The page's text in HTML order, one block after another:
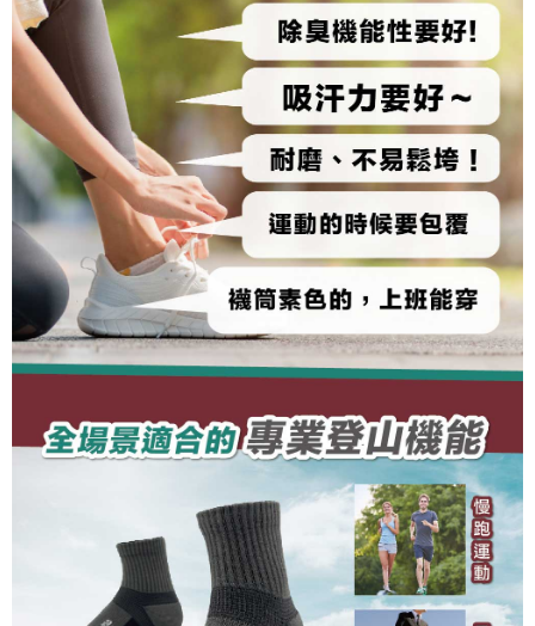
時審查核予不同之上限額度；若仍有額度不足之情形，本公司將視審查結果
請求用戶進行身份認證。
５．嚴禁一人註冊多個帳號或使用他人資訊註冊。若發現惡意使用之情形，
恩沛科技股份有限公司將有權停止該用戶之使用額度並採取法律行動。